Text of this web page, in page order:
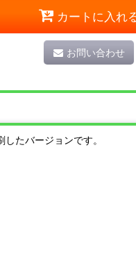
カートに入れ
お問い合わせ
たバージョンです。